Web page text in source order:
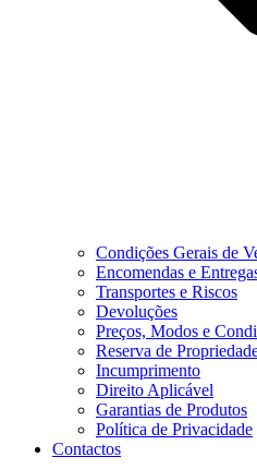
Condições Gerais de
Encomendas e
Transportes e Riscos
Devoluções
Preços, Modos e
Reserva de
Incumprimento
Direito Aplicável
Garantias de Produtos
Política de Privacidade
Contactos